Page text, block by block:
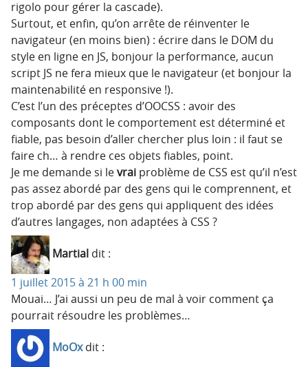
rigolo pour gérer la cascade).
Surtout, et enfin, qu’on arrête de réinventer le
navigateur (en moins bien) : écrire dans le DOM du
style en ligne en JS, bonjour la performance, aucun
script JS ne fera mieux que le navigateur (et bonjour la
maintenabilité en responsive !).
C’est l’un des préceptes d’OOCSS : avoir des
composants dont le comportement est déterminé et
fiable, pas besoin d’aller chercher plus loin : il faut se
faire ch… à rendre ces objets fiables, point.
Je me demande si levrai problème de CSS est qu’il n’est
pas assez abordé par des gens qui le comprennent, et
trop abordé par des gens qui appliquent des idées
d’autres langages, non adaptées à CSS ?
Martial dit :
1 juillet 2015 à 21 h 00 min
Mouai… J’ai aussi un peu de mal à voir comment ça
pourrait résoudre les problèmes…
MoOx dit :